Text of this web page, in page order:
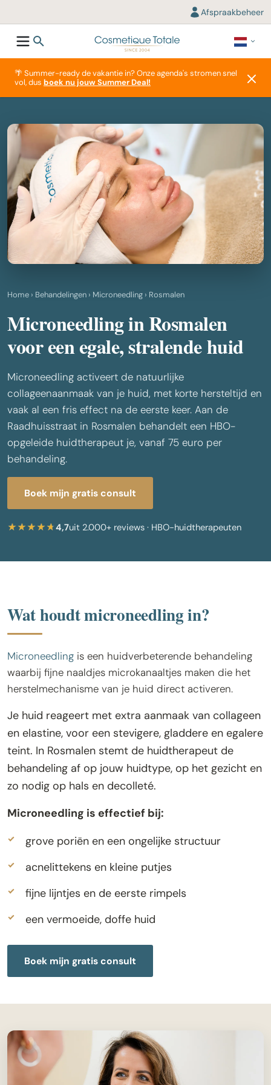
Afspraakbeheer
🌴 Summer-ready de vakantie in? Onze agenda's stromen snel
vol, dus boek nu jouw Summer Deal!
Home › Behandelingen › Microneedling › Rosmalen
Microneedling in Rosmalen
voor een egale, stralende huid
Microneedling activeert de natuurlijke
collageenaanmaak van je huid, met korte hersteltijd en
vaak al een fris effect na de eerste keer. Aan de
Raadhuisstraat in Rosmalen behandelt een HBO-
opgeleide huidtherapeut je, vanaf 75 euro per
behandeling.
Boek mijn gratis consult
4,7uit 2.000+ reviews · HBO-huidtherapeuten
Wat houdt microneedling in?
Microneedling is een huidverbeterende behandeling
waarbij fijne naaldjes microkanaaltjes maken die het
herstelmechanisme van je huid direct activeren.
Je huid reageert met extra aanmaak van collageen
en elastine, voor een stevigere, gladdere en egalere
teint. In Rosmalen stemt de huidtherapeut de
behandeling af op jouw huidtype, op het gezicht en
zo nodig op hals en decolleté.
Microneedling is effectief bij:
grove poriën en een ongelijke structuur
acnelittekens en kleine putjes
fijne lijntjes en de eerste rimpels
een vermoeide, doffe huid
Boek mijn gratis consult